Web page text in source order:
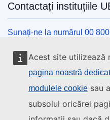
Acest site utilizează
pagina noastră
modulele cookie sau
subsolul oricărei
Contactați instituțiile
Sunați-ne la numărul 00
Utilizați alte opțiuni telefonice
Scrieți-ne completând